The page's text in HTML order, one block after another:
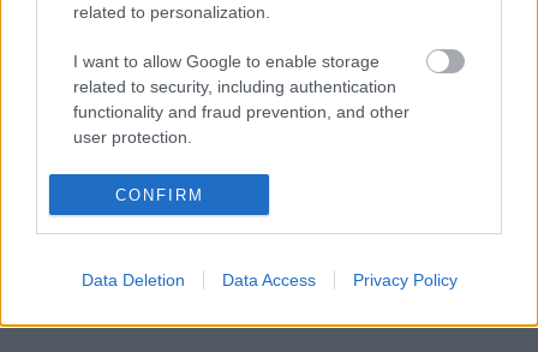
related to personalization.
I want to allow Google to enable storage
related to security, including authentication
functionality and fraud prevention, and other
user protection.
CONFIRM
Data Deletion Data Access Privacy Policy
Klement-módra
Vajas kenyér extrákkal
vegán